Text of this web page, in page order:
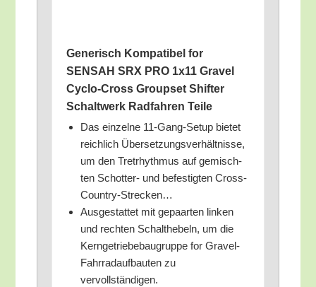
Gene­risch Kom­pa­ti­bel for
SENSAH SRX PRO 1x11 Gra­vel
Cyclo-Cross Group­set Shif­ter
Schalt­werk Rad­fah­ren Teile
Das ein­zel­ne 11-Gang-Set­up bie­tet
reich­lich Über­set­zungs­ver­hält­nis­se,
um den Tret­rhyth­mus auf gemisch­
ten Schot­ter- und befes­tig­ten Cross-
Country-Strecken…
Aus­ge­stat­tet mit gepaar­ten lin­ken
und rech­ten Schalt­he­beln, um die
Kern­ge­trie­be­bau­grup­pe for Gra­vel-
Fahr­rad­auf­bau­ten zu
vervollständigen.